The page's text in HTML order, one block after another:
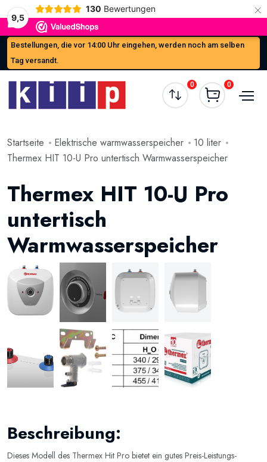
9,5
130 Bewertungen ×
Bestellungen, die vor 14:00 Uhr eingehen, werden noch am selben
Tag versandt.
0 0
Startseite Elektrische warmwasserspeicher
10 liter
Thermex HIT 10-U Pro untertisch Warmwasserspeicher
Thermex HIT 10-U Pro
untertisch
Warmwasserspeicher
Beschreibung:
Dieses Modell des Thermex Hit Pro bietet ein gutes Preis-Leistungs-